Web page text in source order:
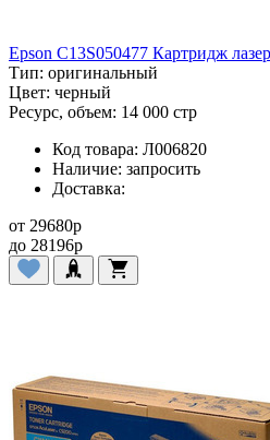
Epson C13S050477 Картридж
Тип: оригинальный
Цвет: черный
Ресурс, объем: 14 000 стр
Код товара: Л006820
Наличие: запросить
Доставка:
от 29680p
до 28196p